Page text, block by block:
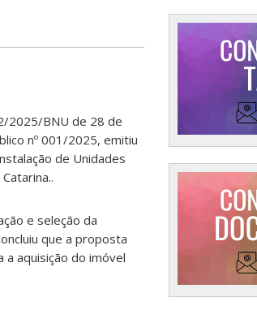
2025/BNU de 28 de
nº 001/2025, emitiu
de Unidades
e seleção da
que a proposta
aquisição do imóvel